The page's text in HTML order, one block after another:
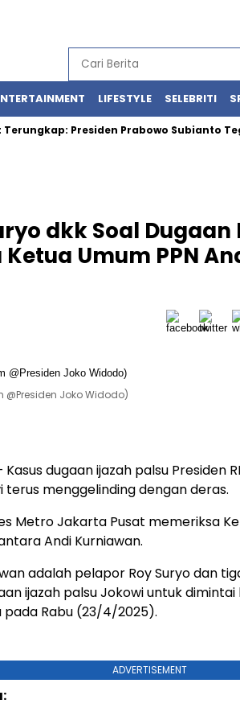
LIFESTYLE SELEBRITI
Presiden Prabowo Subianto
dkk Soal Dugaan
Umum PPN
Joko Widodo)
Kasus dugaan ijazah palsu Presiden
terus menggelinding dengan deras.
Metro Jakarta Pusat memeriksa
Andi Kurniawan.
adalah pelapor Roy Suryo dan
ijazah palsu Jokowi untuk
Rabu (23/4/2025).
ADVERTISEMENT